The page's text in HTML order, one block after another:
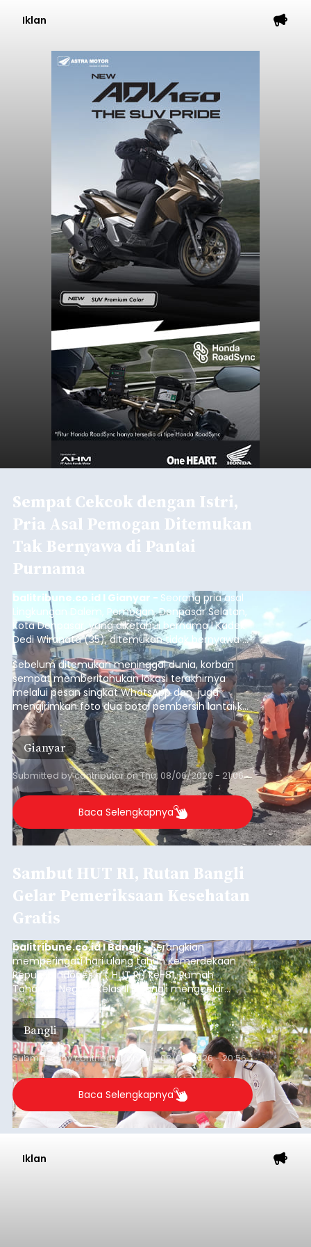
Iklan
Sempat Cekcok dengan Istri,
Pria Asal Pemogan Ditemukan
Tak Bernyawa di Pantai
Purnama
balitribune.co.id I Gianyar - Seorang pria asal
Lingkungan Dalem, Pemogan, Denpasar Selatan,
Kota Denpasar, yang diketahui bernama I Kadek
Dedi Wiranata (35), ditemukan tidak bernyawa di
pesisir Pantai Purnama, Sukawati.
Sebelum ditemukan meninggal dunia, korban
sempat memberitahukan lokasi terakhirnya
melalui pesan singkat WhatsApp dan juga
mengirimkan foto dua botol pembersih lantai ke
istrinya.
Gianyar
Submitted bycontributoronThu, 08/06/2026 - 21:06
Baca Selengkapnya
Sambut HUT RI, Rutan Bangli
Gelar Pemeriksaan Kesehatan
Gratis
balitribune.co.id I Bangli -Serangkian
memperingati hari ulang tahun Kemerdekaan
Republik Indonesia ( HUT RI) ke-81, Rumah
Tahanan Negara Kelas II B Bangli menggelar
kegiatan pemeriksaan kesehatan gratis, Rabu
(6/8/2026).
Bangli
Submitted bycontributor Thu, 08/06/2026 - 20:56
Baca Selengkapnya
Iklan